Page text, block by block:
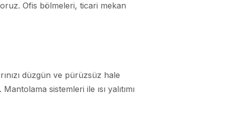
Ofis bölmeleri, ticari mekan
düzgün ve pürüzsüz hale
sistemleri ile ısı yalıtımı